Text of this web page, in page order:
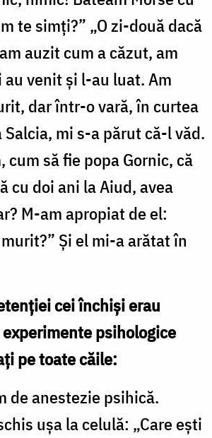
te simţi?” „O zi-două dacă
auzit cum a căzut, am
venit şi l-au luat. Am
dar într-o vară, în curtea
mi s-a părut că-l văd.
cum să fie popa Gornic, că
cu doi ani la Aiud, avea
M-am apropiat de el:
Şi el mi-a arătat în
cei închiși erau
psihologice
pe toate căile:
de anestezie psihică.
uşa la celulă: „Care eşti